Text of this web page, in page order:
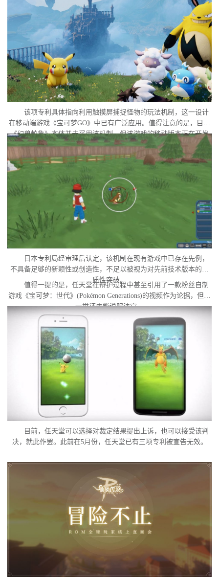
该项专利具体指向利用触摸屏捕捉怪物的玩法机制，这一设计
在移动端游戏《宝可梦GO》中已有广泛应用。值得注意的是，目前
《幻兽帕鲁》本体并未采用该机制，但该游戏的移动版本正在开发
中。外界普遍认为，这很可能是任天堂在当前时间点针对此项专利
发起诉讼的直接原因。
日本专利局经审理后认定，该机制在现有游戏中已存在先例，
不具备足够的新颖性或创造性，不足以被视为对先前技术版本的实
质性突破。
值得一提的是，任天堂在辩护过程中甚至引用了一款粉丝自制
游戏《宝可梦：世代》(Pokémon Generations)的视频作为论据，但这
一举证未能说服法官。
目前，任天堂可以选择对裁定结果提出上诉，也可以接受该判
决，就此作罢。此前在5月份，任天堂已有三项专利被宣告无效。